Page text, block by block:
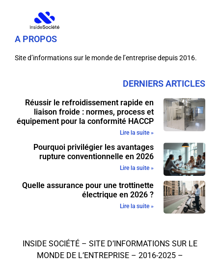
A PROPOS
Site d’informations sur le monde de l’entreprise depuis 2016.
DERNIERS ARTICLES
Réussir le refroidissement rapide en
liaison froide : normes, process et
équipement pour la conformité HACCP
Lire la suite »
Pourquoi privilégier les avantages
rupture conventionnelle en 2026
Lire la suite »
Quelle assurance pour une trottinette
électrique en 2026 ?
Lire la suite »
INSIDE SOCIÉTÉ – SITE D’INFORMATIONS SUR LE
MONDE DE L’ENTREPRISE – 2016-2025 –